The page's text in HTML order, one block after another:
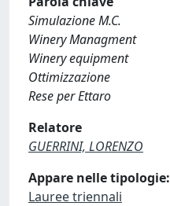
Simulazione M.C.
Winery Managment
Winery equipment
Ottimizzazione
Rese per Ettaro
Relatore
GUERRINI, LORENZO
Appare nelle tipologie:
Lauree triennali